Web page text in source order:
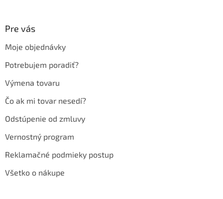
Pre vás
Moje objednávky
Potrebujem poradiť?
Výmena tovaru
Čo ak mi tovar nesedí?
Odstúpenie od zmluvy
Vernostný program
Reklamačné podmieky postup
Všetko o nákupe